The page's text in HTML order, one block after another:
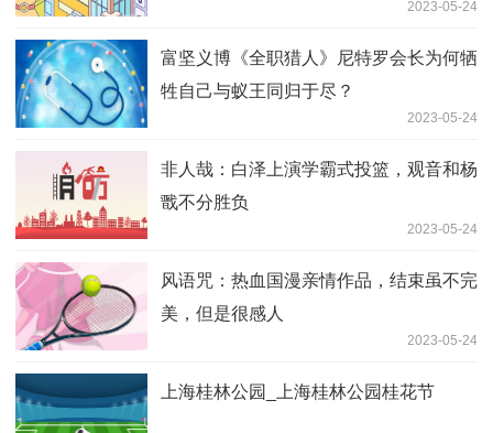
2023-05-24
富坚义博《全职猎人》尼特罗会长为何牺
牲自己与蚁王同归于尽？
2023-05-24
非人哉：白泽上演学霸式投篮，观音和杨
戬不分胜负
2023-05-24
风语咒：热血国漫亲情作品，结束虽不完
美，但是很感人
2023-05-24
上海桂林公园_上海桂林公园桂花节